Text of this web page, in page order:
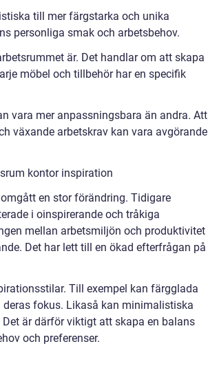
till mer färgstarka och unika
personliga smak och arbetsbehov.
är. Det handlar om att skapa
möbel och tillbehör har en specifik
vara mer anpassningsbara än andra. Att
växande arbetskrav kan vara avgörande
kontor inspiration
en stor förändring. Tidigare
i oinspirerande och tråkiga
mellan arbetsmiljön och produktivitet
Det har lett till en ökad efterfrågan på
Till exempel kan färgglada
fokus. Likaså kan minimalistiska
är därför viktigt att skapa en balans
och preferenser.